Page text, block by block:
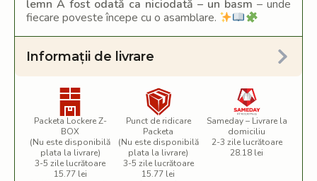
lemn A fost odată ca niciodată – un basm – unde
fiecare poveste începe cu o asamblare.
Informații de livrare
Packeta Lockere Z-
BOX
(Nu este disponibilă
plata la livrare)
3-5 zile lucrătoare
15.77 lei
Punct de ridicare
Packeta
(Nu este disponibilă
plata la livrare)
3-5 zile lucrătoare
15.77 lei
Sameday – Livrare la
domiciliu
2-3 zile lucrătoare
28.18 lei